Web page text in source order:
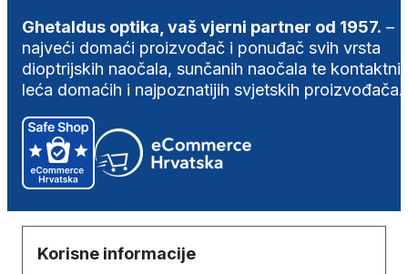
Ghetaldus optika, vaš vjerni partner od 1957. –
najveći domaći proizvođač i ponuđač svih vrsta
dioptrijskih naočala, sunčanih naočala te
leća domaćih i najpoznatijih svjetskih proizvođača.
Korisne informacije